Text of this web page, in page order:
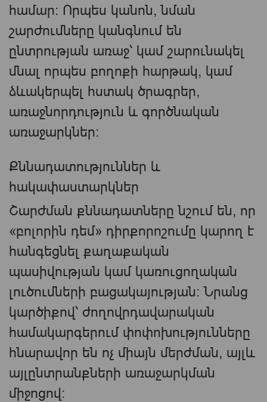
համար։ Որպես կանոն, նման
շարժումները կանգնում են
ընտրության առաջ՝ կամ շարունակել
մնալ որպես բողոքի հարթակ, կամ
ձևակերպել հստակ ծրագրեր,
առաջնորդություն և գործնական
առաջարկներ։
Քննադատություններ և
հակափաստարկներ
Շարժման քննադատները նշում են, որ
«բոլորին դեմ» դիրքորոշումը կարող է
հանգեցնել քաղաքական
պասիվության կամ կառուցողական
լուծումների բացակայության։ Նրանց
կարծիքով՝ ժողովրդավարական
համակարգերում փոփոխությունները
հնարավոր են ոչ միայն մերժման, այլև
այլընտրանքների առաջարկման
միջոցով։